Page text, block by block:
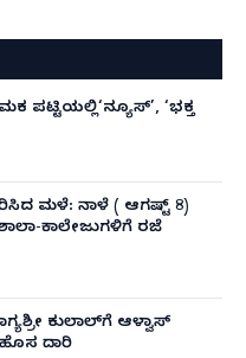
ಪಟ್ಟಿಯಲ್ಲಿ‘ನ್ಯೂಸ್’, ‘ಭಕ್ತ
ಮಳೆ: ನಾಳೆ ( ಆಗಷ್ಟ್ 8)
ಕಾಲೇಜುಗಳಿಗೆ ರಜೆ
ಕುಲಾಲ್‌ಗೆ ಆಳ್ವಾಸ್
ದಾರಿ